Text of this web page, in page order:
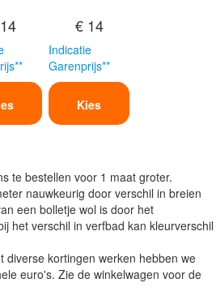
€ 14
Indicatie
Garenprijs**
Kies
te bestellen voor 1 maat groter.
nauwkeurig door verschil in breien
een bolletje wol is door het
het verschil in verfbad kan kleurverschil
diverse kortingen werken hebben we
euro's. Zie de winkelwagen voor de